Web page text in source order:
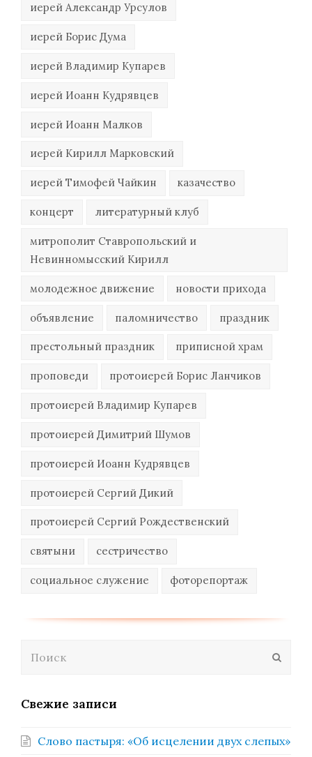
иерей Александр Урсулов
иерей Борис Дума
иерей Владимир Купарев
иерей Иоанн Кудрявцев
иерей Иоанн Малков
иерей Кирилл Марковский
иерей Тимофей Чайкин казачество
концерт литературный клуб
митрополит Ставропольский и
Невинномысский Кирилл
молодежное движение новости прихода
объявление паломничество праздник
престольный праздник приписной храм
проповеди протоиерей Борис Ланчиков
протоиерей Владимир Купарев
протоиерей Димитрий Шумов
протоиерей Иоанн Кудрявцев
протоиерей Сергий Дикий
протоиерей Сергий Рождественский
святыни сестричество
социальное служение фоторепортаж
Свежие записи
Слово пастыря: «Об исцелении двух слепых»